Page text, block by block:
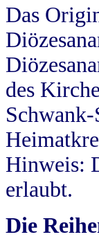
Das
des
Hinweis:
erlaubt.
Die